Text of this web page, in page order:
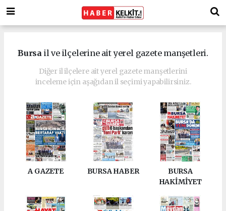
Bursail ve ilçelerine ait yerel gazete manşetleri.
Diğer il ilçelere ait yerel gazete manşetlerini
inceleme için aşağıdan il seçimi yapabilirsiniz.
A GAZETE BURSA HABER
BURSA
HAKİMİYET